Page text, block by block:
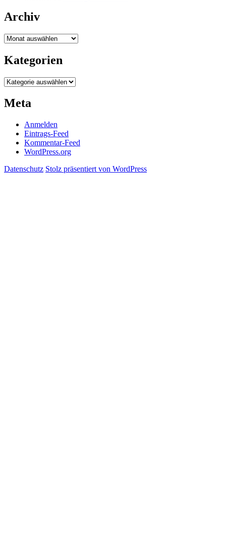
Archiv
Archiv
Kategorien
Kategorien
Meta
Anmelden
Eintrags-Feed
Kommentar-Feed
WordPress.org
Datenschutz Stolz präsentiert von WordPress